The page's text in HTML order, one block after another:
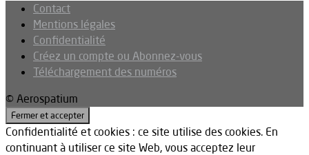
Contact
Mentions légales
Confidentialité
Créez un compte ou Abonnez-vous
Téléchargement des numéros
© Aerospatium
Confidentialité et cookies : ce site utilise des cookies. En
continuant à utiliser ce site Web, vous acceptez leur